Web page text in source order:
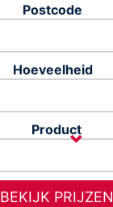
Postcode
Hoeveelheid
Product
BEKIJK PRIJZEN